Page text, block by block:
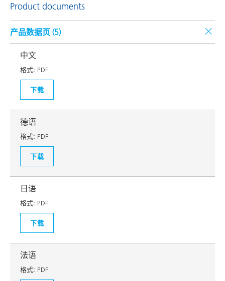
Product documents
产品数据页 (5)
中文
格式: PDF
下载
德语
格式: PDF
下载
日语
格式: PDF
下载
法语
格式: PDF